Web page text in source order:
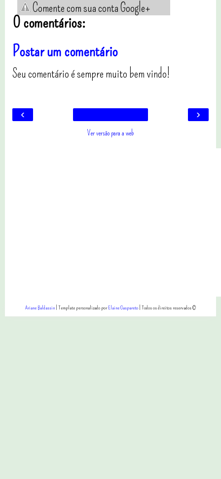
Comente com sua conta Google+
0 comentários:
Postar um comentário
Seu comentário é sempre muito bem vindo!
‹ ›
Ver versão para a web
Ariane Baldassin| Template personalizado porElaine Gaspareto| Todos os direitos reservados ©